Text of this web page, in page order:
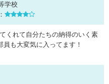
学校
くれて自分たちの納得のいく素
も大変気に入ってます！